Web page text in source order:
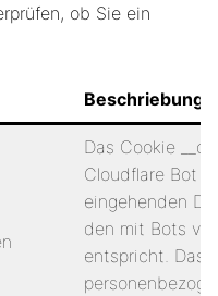
ob Sie ein
Beschriebung
Das Cookie
Cloudflare Bot
eingehenden
den mit Bots
entspricht. Das